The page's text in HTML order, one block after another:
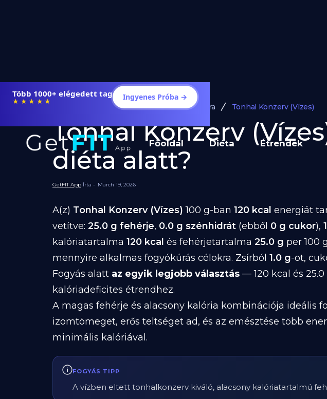
Több 1000+ elégedett tag
★★★★★ Ingyenes Próba →
Főoldal Diéta Étrendek
Diéta és Étrend Ételek Fogyásra Tonhal Konzerv (Vízes)
Tonhal Konzerv
diéta alatt?
GetFIT App Írta - March 19, 2026
A(z) Tonhal Konzerv (Vízes) 100 g-ban 120 kcal energiát
vetítve: 25.0 g fehérje, 0.0 g szénhidrát (ebből 0 g cukor),
kalóriatartalma 120 kcal és fehérjetartalma 25.0 g per 100
mennyire alkalmas fogyókúrás célokra. Zsírból 1.0 g-ot,
Fogyás alatt az egyik legjobb választás — 120 kcal és
kalóriadeficites étrendhez.
A magas fehérje és alacsony kalória kombinációja ideális
izomtömeget, erős teltséget ad, és az emésztése több
minimális kalóriával.
FOGYÁS TIPP
A vízben eltett tonhalkonzerv kiváló, alacsony kalóriatartalmú